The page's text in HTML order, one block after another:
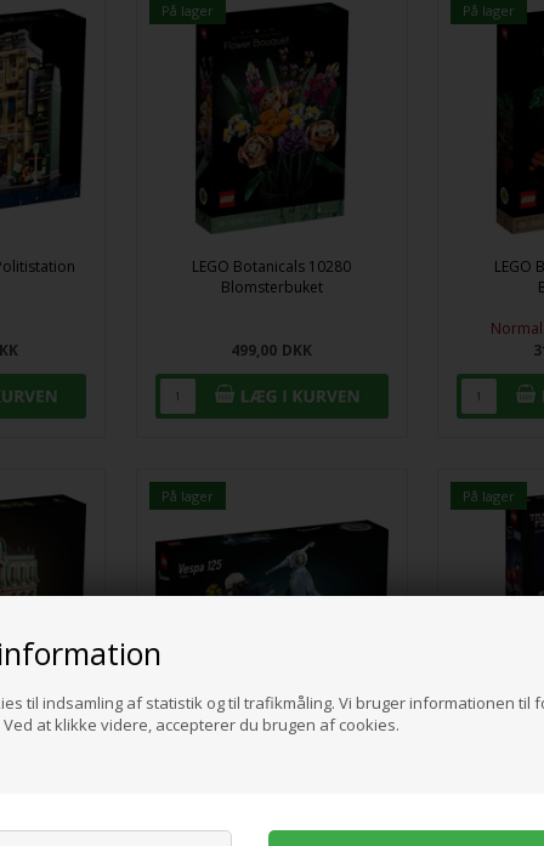
til indsamling af statistik og til trafikmåling. Vi bruger informationen til
at klikke videre, accepterer du brugen af cookies.
På lager
LEGO Botanicals 10280
Blomsterbuket
499,00 DKK
På lager
LEGO
På lager På lager